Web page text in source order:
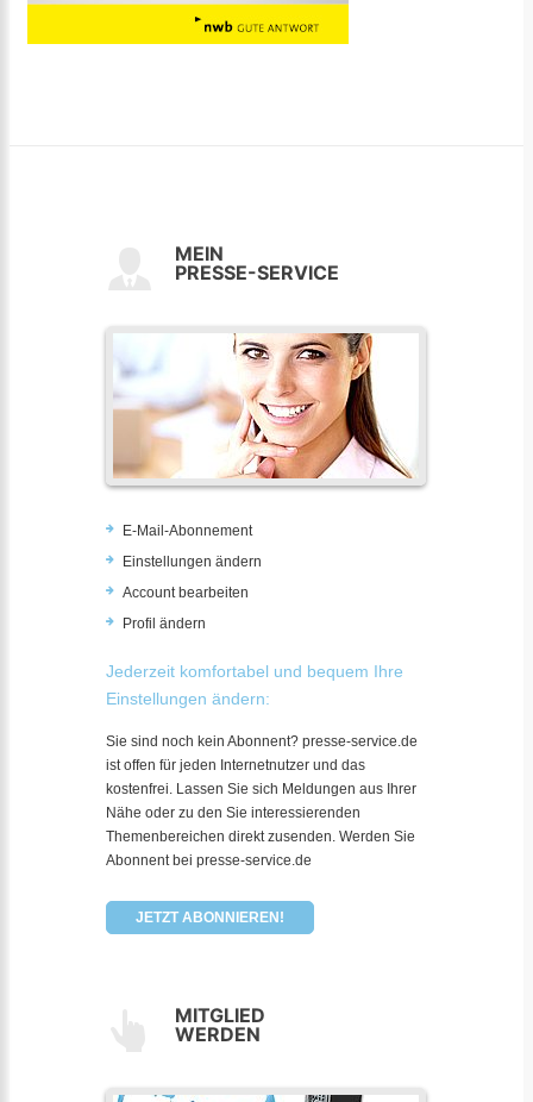
MEIN
PRESSE-SERVICE
E-Mail-Abonnement
Einstellungen ändern
Account bearbeiten
Profil ändern
Jederzeit komfortabel und bequem Ihre
Einstellungen ändern:
Sie sind noch kein Abonnent? presse-service.de
ist offen für jeden Internetnutzer und das
kostenfrei. Lassen Sie sich Meldungen aus Ihrer
Nähe oder zu den Sie interessierenden
Themenbereichen direkt zusenden. Werden Sie
Abonnent bei presse-service.de
JETZT ABONNIEREN!
MITGLIED
WERDEN